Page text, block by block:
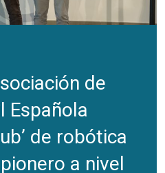
de
Española
de robótica
a nivel